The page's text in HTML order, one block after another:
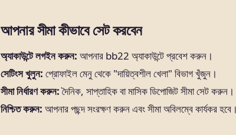
আপনার সীমা কীভাবে সেট করবেন
অ্যাকাউন্টে লগইন করুন: আপনার bb22 অ্যাকাউন্টে প্রবেশ করুন।
সেটিংস খুলুন: প্রোফাইল মেনু থেকে "দায়িত্বশীল খেলা" বিভাগ খুঁজুন।
সীমা নির্ধারণ করুন:দৈনিক, সাপ্তাহিক বা মাসিক ডিপোজিট সীমা সেট করুন।
নিশ্চিত করুন: আপনার পছন্দ সংরক্ষণ করুন এবং সীমা অবিলম্বে কার্যকর হবে।